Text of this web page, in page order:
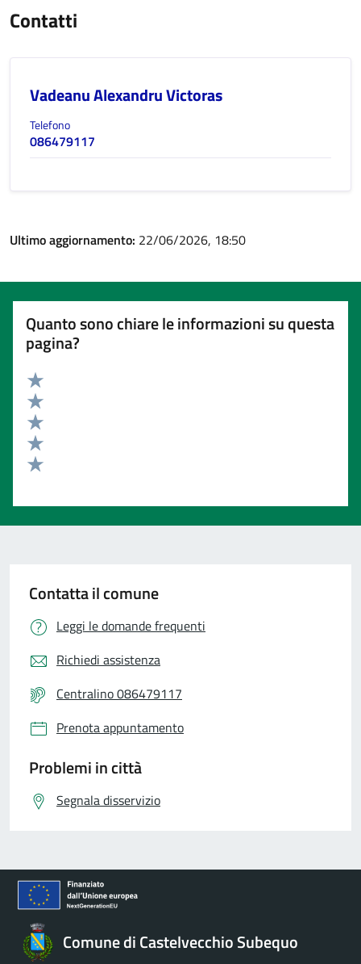
Contatti
Vadeanu Alexandru Victoras
Telefono
086479117
Ultimo aggiornamento: 22/06/2026, 18:50
Quanto sono chiare le informazioni su questa
pagina?
Valuta 5 stelle su 5
Valuta 4 stelle su 5
Valuta 3 stelle su 5
Valuta 2 stelle su 5
Contatta il comune
Leggi le domande frequenti
Richiedi assistenza
Centralino 086479117
Prenota appuntamento
Problemi in città
Segnala disservizio
Comune di Castelvecchio Subequo